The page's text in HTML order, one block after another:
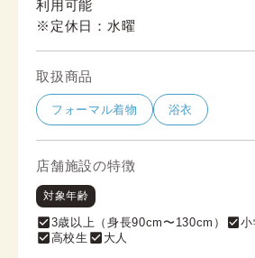
利用可能
※定休日：水曜
取扱商品
フォーマル着物 浴衣
店舗施設の特徴
対象年齢
3歳以上（身長90cm〜130cm） 小
高校生
大人